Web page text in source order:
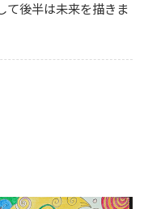
て後半は未来を描きま